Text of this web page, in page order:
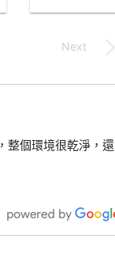
整個環境很乾淨，還